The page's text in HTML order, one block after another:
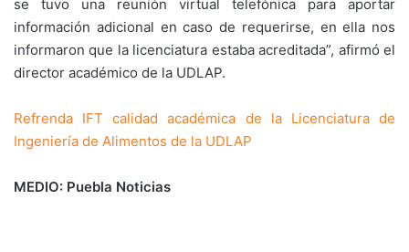
se tuvo una reunión virtual telefónica para aportar
información adicional en caso de requerirse, en ella nos
informaron que la licenciatura estaba acreditada”, afirmó el
director académico de la UDLAP.
Refrenda IFT calidad académica de la Licenciatura de
Ingeniería de Alimentos de la UDLAP
MEDIO: Puebla Noticias